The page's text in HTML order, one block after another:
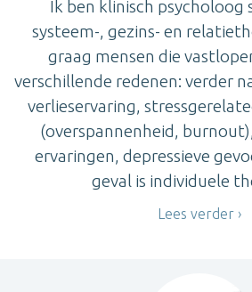
Ik ben klinisch psycholoog
systeem-, gezins- en
graag mensen die
verschillende redenen: verder
verlieservaring,
(overspannenheid,
ervaringen, depressieve
geval is individuele
Lees verder